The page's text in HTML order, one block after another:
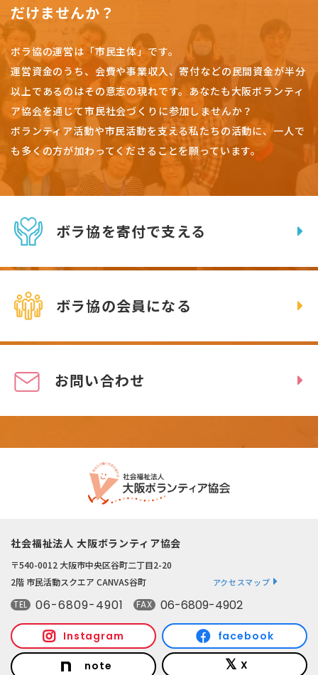
だけませんか？
ボラ協の運営は「市民主体」です。
運営資金のうち、会費や事業収入、寄付などの民間資金が半分
以上であるのはその意志の現れです。 あなたも大阪ボランティ
ア協会を通じて市民社会づくりに参加しませんか？
ボランティア活動や市民活動を支える私たちの活動に、一人で
も多くの方が加わってくださることを願っています。
ボラ協を寄付で支える
ボラ協の会員になる
お問い合わせ
社会福祉法人 大阪ボランティア協会
〒540-0012 大阪市中央区谷町二丁目2-20
2階 市民活動スクエア CANVAS谷町
アクセスマップ
TEL 06-6809-4901 FAX 06-6809-4902
Instagram facebook
note X